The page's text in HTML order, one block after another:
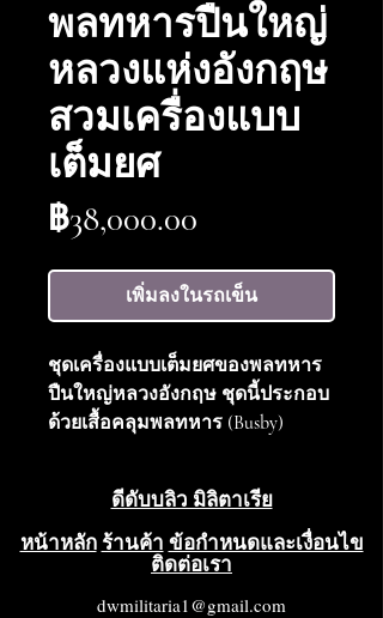
พลทหารปืนใหญ่
หลวงแห่งอังกฤษ
สวมเครื่องแบบ
เต็มยศ
฿38,000.00
เพิ่มลงในรถเข็น
ชุดเครื่องแบบเต็มยศของพลทหาร
ปืนใหญ่หลวงอังกฤษ ชุดนี้ประกอบ
ด้วยเสื้อคลุมพลทหาร (Busby)
ชำรุดเสียหาย กระดุมครบทุกเม็ด
และมีเครื่องหมายยศพลทหาร
พร้อมตราประจำอาชีพครูฝึกขี่ม้า
กางเกงก็อยู่ในสภาพดีมาก ไม่มี
ดีดับบลิว มิลิตาเรีย
หน้าหลัก ร้านค้า ข้อกำหนดและเงื่อนไข
ติดต่อเรา
dwmilitaria1@gmail.com